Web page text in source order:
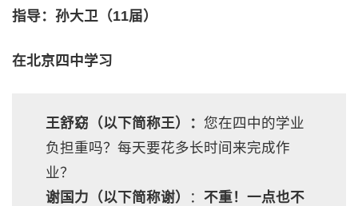
指导：孙大卫（11届）
在北京四中学习
王舒窈（以下简称王）： 您在四中的学业
负担重吗？每天要花多长时间来完成作
业？
谢国力（以下简称谢）
： 不重！一点也不